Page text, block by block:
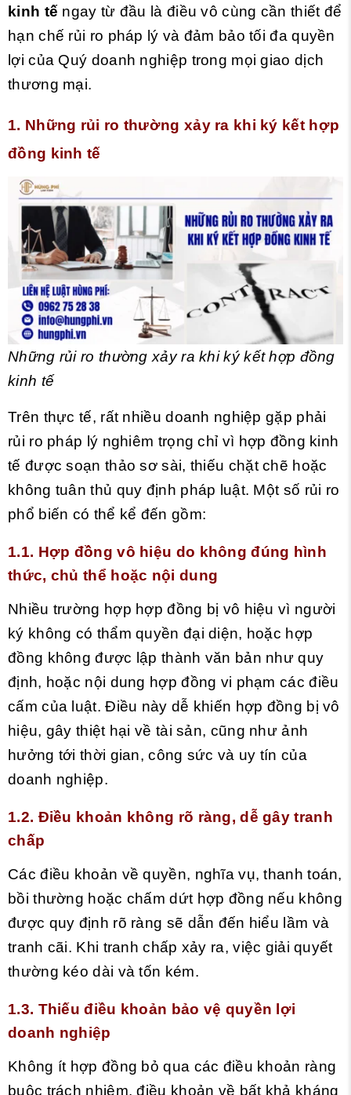
kinh tế ngay từ đầu là điều vô cùng cần thiết để
hạn chế rủi ro pháp lý và đảm bảo tối đa quyền
lợi của Quý doanh nghiệp trong mọi giao dịch
thương mại.
1. Những rủi ro thường xảy ra khi ký kết hợp
đồng kinh tế
Những rủi ro thường xảy ra khi ký kết hợp đồng
kinh tế
Trên thực tế, rất nhiều doanh nghiệp gặp phải
rủi ro pháp lý nghiêm trọng chỉ vì hợp đồng kinh
tế được soạn thảo sơ sài, thiếu chặt chẽ hoặc
không tuân thủ quy định pháp luật. Một số rủi ro
phổ biến có thể kể đến gồm:
1.1. Hợp đồng vô hiệu do không đúng hình
thức, chủ thể hoặc nội dung
Nhiều trường hợp hợp đồng bị vô hiệu vì người
ký không có thẩm quyền đại diện, hoặc hợp
đồng không được lập thành văn bản như quy
định, hoặc nội dung hợp đồng vi phạm các điều
cấm của luật. Điều này dễ khiến hợp đồng bị vô
hiệu, gây thiệt hại về tài sản, cũng như ảnh
hưởng tới thời gian, công sức và uy tín của
doanh nghiệp.
1.2. Điều khoản không rõ ràng, dễ gây tranh
chấp
Các điều khoản về quyền, nghĩa vụ, thanh toán,
bồi thường hoặc chấm dứt hợp đồng nếu không
được quy định rõ ràng sẽ dẫn đến hiểu lầm và
tranh cãi. Khi tranh chấp xảy ra, việc giải quyết
thường kéo dài và tốn kém.
1.3. Thiếu điều khoản bảo vệ quyền lợi
doanh nghiệp
Không ít hợp đồng bỏ qua các điều khoản ràng
buộc trách nhiệm, điều khoản về bất khả kháng